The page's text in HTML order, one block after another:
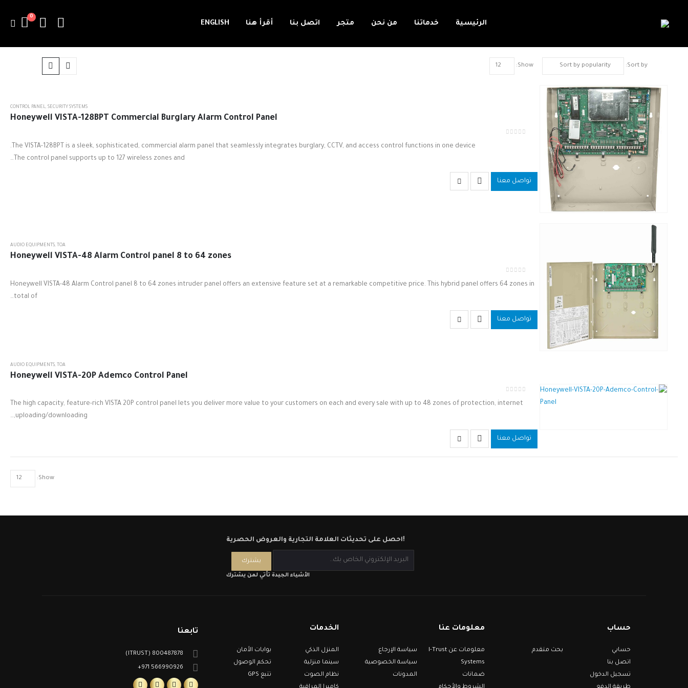
الرئيسية خدماتنا من نحن متجر اتصل بنا أقرأ هنا ENGLISH
0
Sort by:
Show:
CONTROL PANEL, SECURITY SYSTEMS
Honeywell VISTA-128BPT Commercial Burglary Alarm Control Panel
The VISTA-128BPT is a sleek, sophisticated, commercial alarm panel that seamlessly integrates burglary, CCTV, and access control functions in one device.
The control panel supports up to 127 wireless zones and…
تواصل معنا
AUDIO EQUIPMENTS, TOA
Honeywell VISTA-48 Alarm Control panel 8 to 64 zones
Honeywell VISTA-48 Alarm Control panel 8 to 64 zones intruder panel offers an extensive feature set at a remarkable competitive price. This hybrid panel offers 64 zones in
total of…
تواصل معنا
AUDIO EQUIPMENTS, TOA
Honeywell VISTA-20P Ademco Control Panel
The high capacity, feature-rich VISTA 20P control panel lets you deliver more value to your customers on each and every sale with up to 48 zones of protection, internet
uploading/downloading,…
تواصل معنا
Show:
احصل على تحديثات العلامة التجارية والعروض الحصرية!
الأشياء الجيدة تأتي لمن يشترك
حساب
حسابي
اتصل بنا
تسجيل الدخول
بحث متقدم
معلومات عنا
معلومات عن I-Trust
Systems
ضمانات
سياسة الإرجاع
سياسة الخصوصية
المدونات
الخدمات
المنزل الذكي
سينما منزلية
نظام الصوت
بوابات الأمان
تحكم الوصول
تتبع GPS
تابعنا
800487878 (ITRUST)
566990926 971+